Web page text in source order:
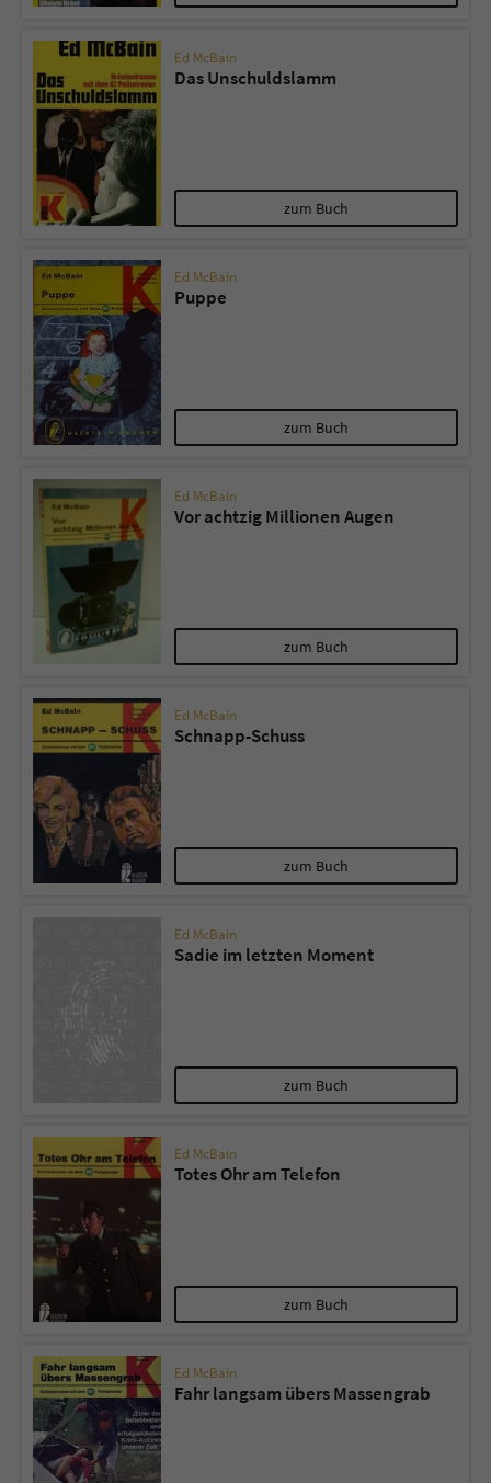
Ed McBain
Das Unschuldslamm
zum Buch
Ed McBain
Puppe
zum Buch
Ed McBain
Vor achtzig Millionen Augen
zum Buch
Ed McBain
Schnapp-Schuss
zum Buch
Ed McBain
Sadie im letzten Moment
zum Buch
Ed McBain
Totes Ohr am Telefon
zum Buch
Ed McBain
Fahr langsam übers Massengrab